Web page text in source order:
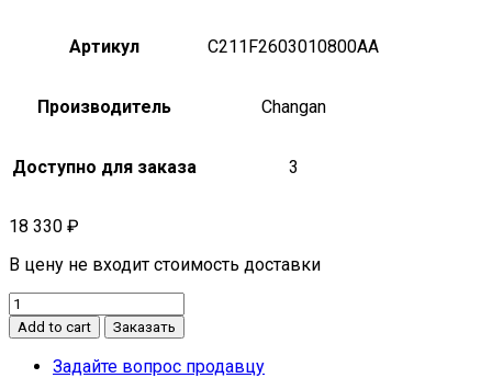
Артикул C211F2603010800AA
Производитель Changan
Доступно для заказа 3
18 330 ₽
В цену не входит стоимость доставки
Кулак
передней
подвески
правый
Add to cart Заказать
Задайте вопрос продавцу